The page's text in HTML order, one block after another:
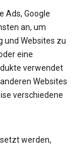
Ads, Google
an, um
und Websites zu
eine
verwendet
Websites
verschiedene
werden,